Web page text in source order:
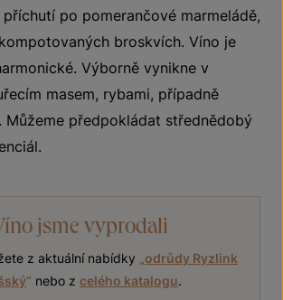
po pomerančové marmeládě,
broskvích. Víno je
Výborně vynikne v
masem, rybami, případně
Můžeme předpokládat střednědobý
jsme vyprodali
z aktuální nabídky
odrůdy Ryzlink
“ nebo z celého katalogu.